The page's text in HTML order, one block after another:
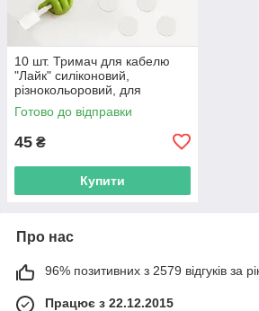
10 шт. Тримач для кабелю
"Лайк" силіконовий,
різнокольоровий, для
організації проводів
Готово до відправки
45 ₴
Купити
Про нас
96% позитивних з 2579 відгуків за
Працює з 22.12.2015